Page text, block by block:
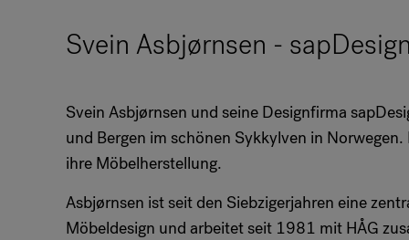
Svein Asbjørnsen -
Svein Asbjørnsen und seine Designfirma
und Bergen im schönen Sykkylven in
ihre Möbelherstellung.
Asbjørnsen ist seit den Siebzigerjahren eine
Möbeldesign und arbeitet seit 1981 mit HÅG